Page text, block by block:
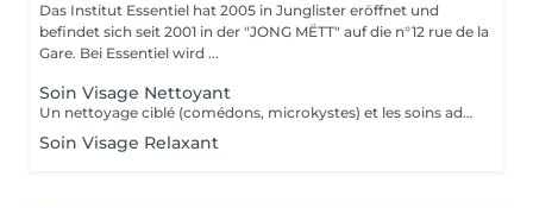
Das Institut Essentiel hat 2005 in Junglister eröffnet und
befindet sich seit 2001 in der "JONG MËTT" auf die n°12 rue de la
Gare. Bei Essentiel wird ...
Soin Visage Nettoyant
Un nettoyage ciblé (comédons, microkystes) et les soins adaptés avant et après le nettoyage.
Soin Visage Relaxant